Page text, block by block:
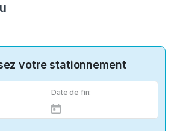
votre stationnement
Date de fin: